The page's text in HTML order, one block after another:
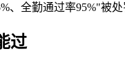
全勤通过率95%"被
过